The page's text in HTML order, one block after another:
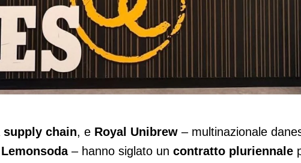
pooling di Chep per gestire tutti i suoi
supply chain, e Royal Unibrew – multinazionale
Lemonsoda– hanno siglato un contratto pluriennale